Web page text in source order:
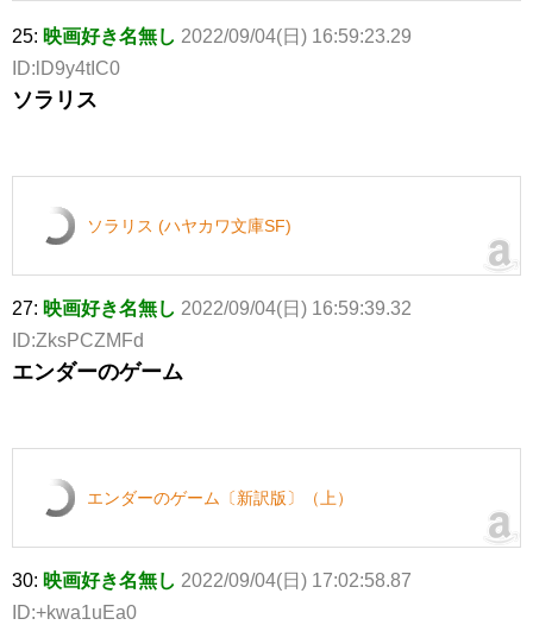
25: 映画好き名無し 2022/09/04(日) 16:59:23.29
ID:lD9y4tIC0
ソラリス
ソラリス (ハヤカワ文庫SF)
27: 映画好き名無し 2022/09/04(日) 16:59:39.32
ID:ZksPCZMFd
エンダーのゲーム
エンダーのゲーム〔新訳版〕（上）
30: 映画好き名無し 2022/09/04(日) 17:02:58.87
ID:+kwa1uEa0